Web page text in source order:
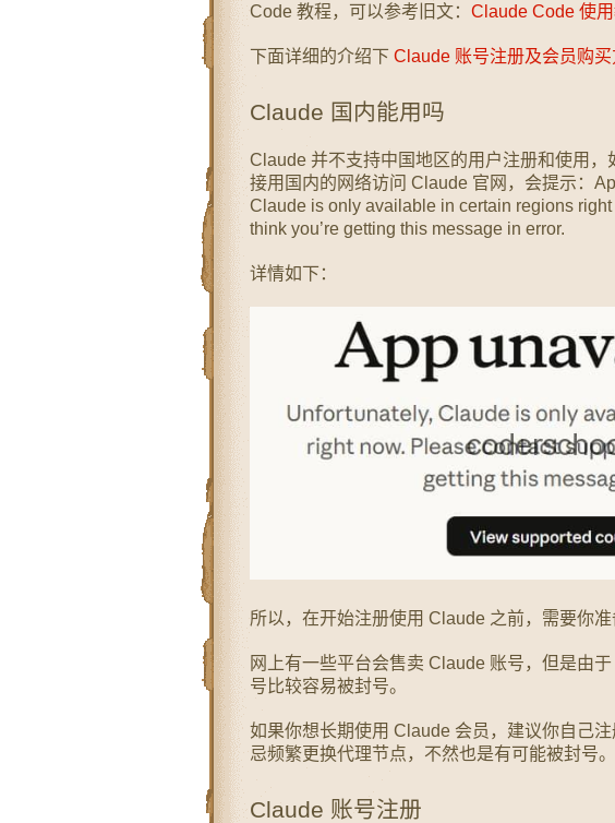
Code 教程，可以参考旧文： Claude Code 使
下面详细的介绍下 Claude 账号注册及会员购买
Claude 国内能用吗
Claude 并不支持中国地区的用户注册和使用
接用国内的网络访问 Claude 官网，会提示：
Claude is only available in certain regions
think you’re getting this message in error.
详情如下：
所以，在开始注册使用 Claude 之前，需要你准
网上有一些平台会售卖 Claude 账号，但是由
号比较容易被封号。
如果你想长期使用 Claude 会员，建议你自己
忌频繁更换代理节点，不然也是有可能被封号。
Claude 账号注册